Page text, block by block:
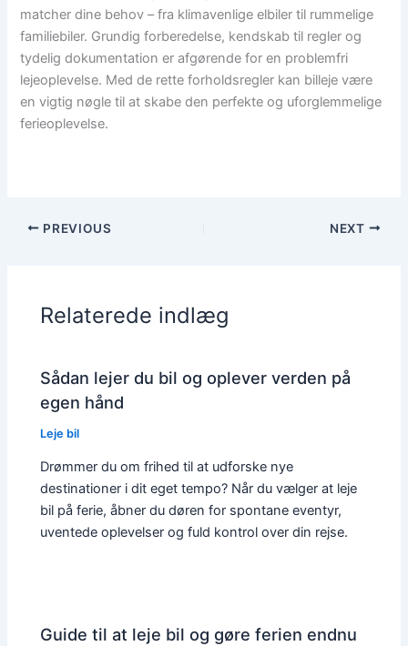
matcher dine behov – fra klimavenlige elbiler til rummelige
familiebiler. Grundig forberedelse, kendskab til regler og
tydelig dokumentation er afgørende for en problemfri
lejeoplevelse. Med de rette forholdsregler kan billeje være
en vigtig nøgle til at skabe den perfekte og uforglemmelige
ferieoplevelse.
PREVIOUS NEXT
Relaterede indlæg
Sådan lejer du bil og oplever verden på
egen hånd
Leje bil
Drømmer du om frihed til at udforske nye
destinationer i dit eget tempo? Når du vælger at leje
bil på ferie, åbner du døren for spontane eventyr,
uventede oplevelser og fuld kontrol over din rejse.
Guide til at leje bil og gøre ferien endnu